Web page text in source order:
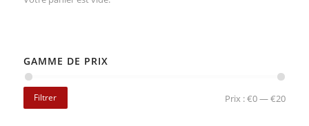
GAMME DE PRIX
Filtrer Prix :€0—€20